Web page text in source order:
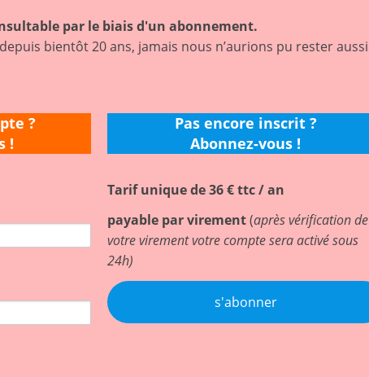
par le biais d'un abonnement.
bientôt 20 ans, jamais nous n’aurions pu rester aussi
?
!
Pas encore inscrit ?
Abonnez-vous !
Tarif unique de 36 € ttc / an
payable par virement(après vérification de
votre virement votre compte sera activé sous
24h)
s'abonner